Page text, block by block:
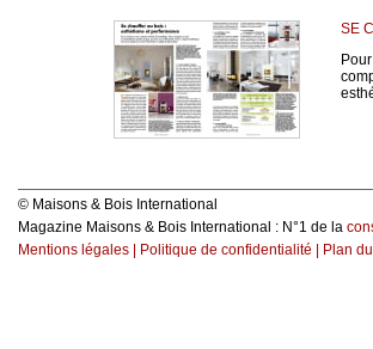
SE
© Maisons & Bois International
Magazine Maisons & Bois International : N°1 de la
Mentions légales
Politique de confidentialité Plan